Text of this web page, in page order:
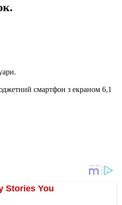
смартфон з екраном 6,1